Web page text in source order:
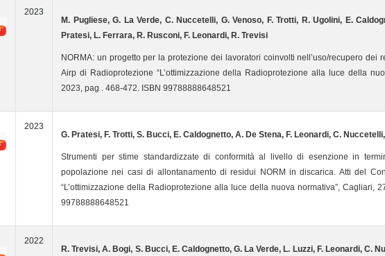
2023
M. Pugliese, G. La Verde, C. Nuccetelli, G. Venoso, F. Trotti, R. Ugolini, E.
Pratesi, L. Ferrara, R. Rusconi, F. Leonardi, R. Trevisi
NORMA: un progetto per la protezione dei lavoratori coinvolti nell’uso/recupero dei
Airp di Radioprotezione “L’ottimizzazione della Radioprotezione alla luce della
2023, pag . 468-472. ISBN 99788888648521
2023
G. Pratesi, F. Trotti, S. Bucci, E. Caldognetto, A. De Stena, F. Leonardi, C.
Strumenti per stime standardizzate di conformità al livello di esenzione in
popolazione nei casi di allontanamento di residui NORM in discarica. Atti del
“L’ottimizzazione della Radioprotezione alla luce della nuova normativa”, Cagliari,
99788888648521
2022
R. Trevisi, A. Bogi, S. Bucci, E. Caldognetto, G. La Verde, L. Luzzi, F. Leonardi, C.